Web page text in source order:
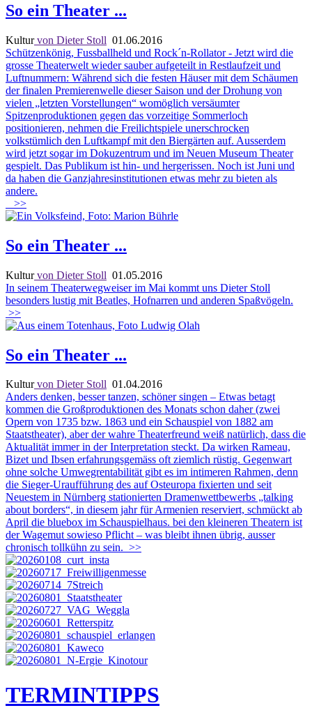
So ein Theater ...
Kulturvon Dieter Stoll 01.06.2016
Schützenkönig, Fussballheld und Rock´n-Rollator - Jetzt wird die
grosse Theaterwelt wieder sauber aufgeteilt in Restlaufzeit und
Luftnummern: Während sich die festen Häuser mit dem Schäumen
der finalen Premierenwelle dieser Saison und der Drohung von
vielen „letzten Vorstellungen“ womöglich versäumter
Spitzenproduktionen gegen das vorzeitige Sommerloch
positionieren, nehmen die Freilichtspiele unerschrocken
volkstümlich den Luftkampf mit den Biergärten auf. Ausserdem
wird jetzt sogar im Dokuzentrum und im Neuen Museum Theater
gespielt. Das Publikum ist hin- und hergerissen. Noch ist Juni und
da haben die Ganzjahresinstitutionen etwas mehr zu bieten als
andere.
>>
So ein Theater ...
Kulturvon Dieter Stoll 01.05.2016
In seinem Theaterwegweiser im Mai kommt uns Dieter Stoll
besonders lustig mit Beatles, Hofnarren und anderen Spaßvögeln.
>>
So ein Theater ...
Kulturvon Dieter Stoll 01.04.2016
Anders denken, besser tanzen, schöner singen – Etwas betagt
kommen die Großproduktionen des Monats schon daher (zwei
Opern von 1735 bzw. 1863 und ein Schauspiel von 1882 am
Staatstheater), aber der wahre Theaterfreund weiß natürlich, dass die
Aktualität immer in der Interpretation steckt. Da wirken Rameau,
Bizet und Ibsen erfahrungsgemäss oft ziemlich rüstig. Gegenwart
ohne solche Umwegrentabilität gibt es im intimeren Rahmen, denn
die Sieger-Uraufführung des auf Osteuropa fixierten und seit
Neuestem in Nürnberg stationierten Dramenwettbewerbs „talking
about borders“, in diesem jahr für Armenien reserviert, schmückt ab
April die bluebox im Schauspielhaus. bei den kleineren Theatern ist
der Wagemut sowieso Pflicht – was bleibt ihnen übrig, ausser
chronisch tollkühn zu sein. >>
TERMINTIPPS